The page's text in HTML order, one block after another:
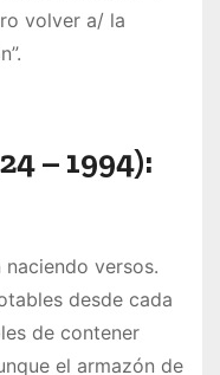
volver a/ la
– 1994):
versos.
desde cada
de contener
el armazón de